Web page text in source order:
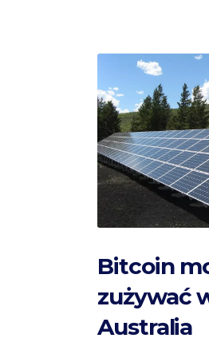
Bitcoin
zużywać
Australia